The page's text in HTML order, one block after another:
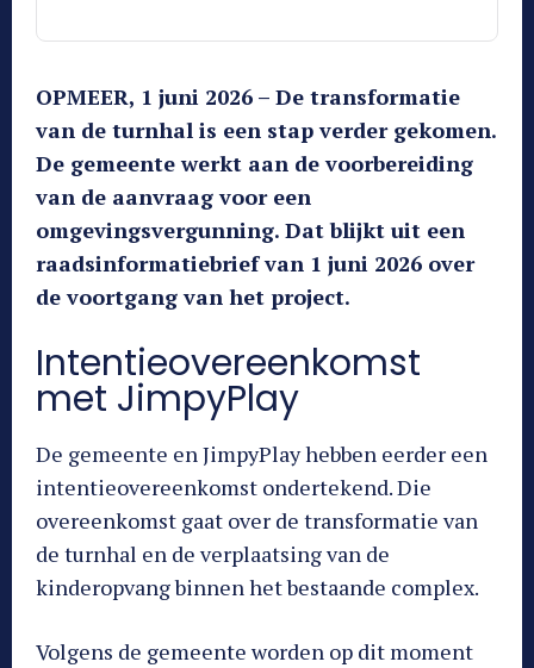
OPMEER, 1 juni 2026 – De transformatie
van de turnhal is een stap verder gekomen.
De gemeente werkt aan de voorbereiding
van de aanvraag voor een
omgevingsvergunning. Dat blijkt uit een
raadsinformatiebrief van 1 juni 2026 over
de voortgang van het project.
Intentieovereenkomst
met JimpyPlay
De gemeente en JimpyPlay hebben eerder een
intentieovereenkomst ondertekend. Die
overeenkomst gaat over de transformatie van
de turnhal en de verplaatsing van de
kinderopvang binnen het bestaande complex.
Volgens de gemeente worden op dit moment